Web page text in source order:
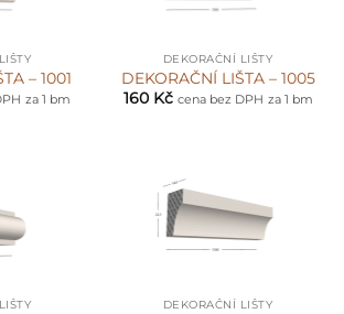
– 1001
za 1 bm
DEKORAČNÍ LIŠTY
DEKORAČNÍ LIŠTA – 1005
160 Kč cena bez DPH za 1 bm
DEKORAČNÍ LIŠTY